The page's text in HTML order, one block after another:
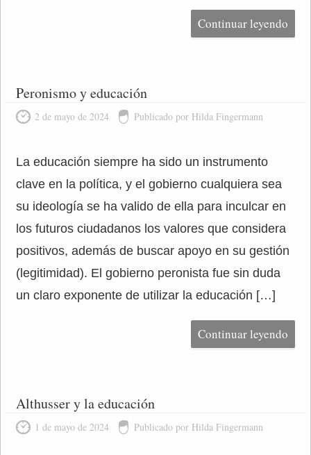
Continuar leyendo
Peronismo y educación
2 de mayo de 2024 Publicado por Hilda Fingermann
La educación siempre ha sido un instrumento
clave en la política, y el gobierno cualquiera sea
su ideología se ha valido de ella para inculcar en
los futuros ciudadanos los valores que considera
positivos, además de buscar apoyo en su gestión
(legitimidad). El gobierno peronista fue sin duda
un claro exponente de utilizar la educación […]
Continuar leyendo
Althusser y la educación
1 de mayo de 2024 Publicado por Hilda Fingermann